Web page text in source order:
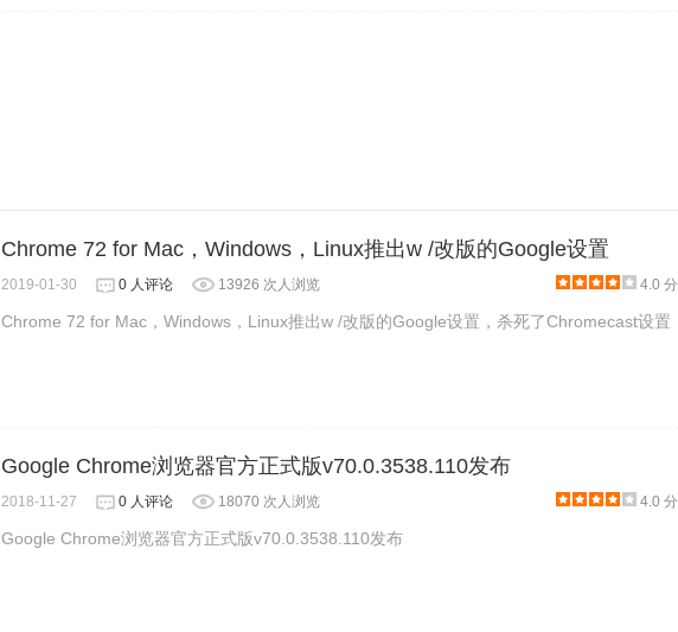
Chrome 72 for Mac，Windows，Linux推出w /改版的Google设置
2019-01-30 0 人评论 13926 次人浏览 4.0 分
Chrome 72 for Mac，Windows，Linux推出w /改版的Google设置，杀死了Chromecast设置
Google Chrome浏览器官方正式版v70.0.3538.110发布
2018-11-27 0 人评论 18070 次人浏览 4.0 分
Google Chrome浏览器官方正式版v70.0.3538.110发布